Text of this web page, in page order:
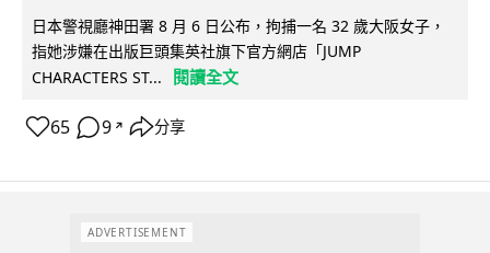
日本警視廳神田署 8 月 6 日公布，拘捕一名 32 歲大阪女子，
指她涉嫌在出版巨頭集英社旗下官方網店「JUMP
CHARACTERS ST...
閱讀全文
65 9 ↗ 分享
ADVERTISEMENT